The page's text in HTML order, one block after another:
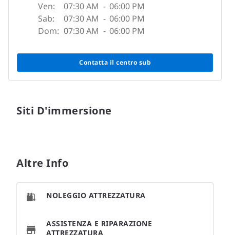
Ven:
07:30 AM - 06:00 PM
Sab:
07:30 AM - 06:00 PM
Dom: 07:30 AM - 06:00 PM
Contatta il centro sub
Siti D'immersione
Altre Info
NOLEGGIO ATTREZZATURA
ASSISTENZA E RIPARAZIONE
ATTREZZATURA